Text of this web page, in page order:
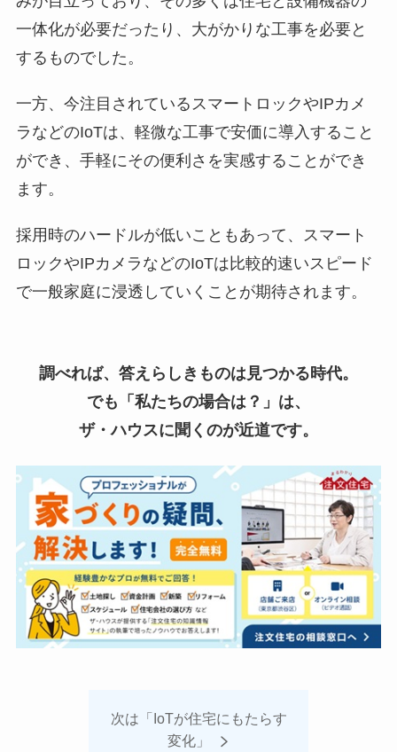
一体化が必要だったり、大がかりな工事を必要と
するものでした。
一方、今注目されているスマートロックやIPカメ
ラなどのIoTは、軽微な工事で安価に導入すること
ができ、手軽にその便利さを実感することができ
ます。
採用時のハードルが低いこともあって、スマート
ロックやIPカメラなどのIoTは比較的速いスピード
で一般家庭に浸透していくことが期待されます。
調べれば、答えらしきものは見つかる時代。
でも「私たちの場合は？」は、
ザ・ハウスに聞くのが近道です。
次は「IoTが住宅にもたらす
変化」